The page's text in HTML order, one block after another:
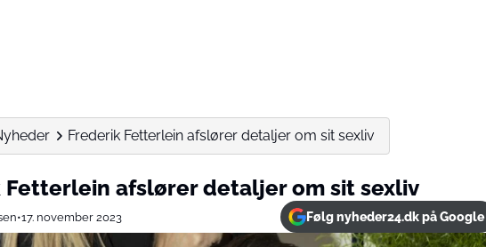
Frederik Fetterlein afslører detaljer om sit sexliv
Fetterlein afslører detaljer om sit sexliv
•17. november 2023 Følg nyheder24.dk på Google